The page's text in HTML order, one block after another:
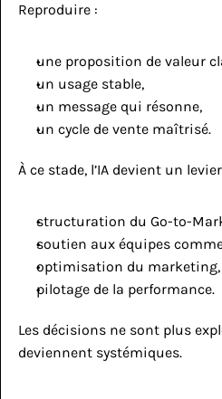
Reproduire :
une proposition de valeur
un usage stable,
un message qui résonne,
un cycle de vente maîtrisé.
À ce stade, l’IA devient un
structuration du Go-to-
soutien aux équipes
optimisation du marketing,
pilotage de la performance.
Les décisions ne sont plus
deviennent systémiques.